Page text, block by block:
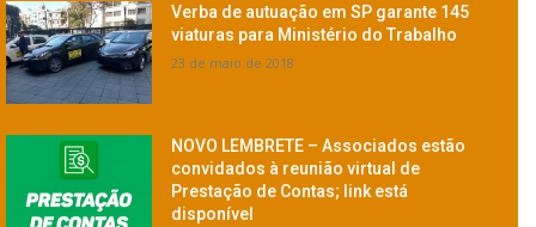
Verba de autuação em SP garante 145
viaturas para Ministério do Trabalho
23 de maio de 2018
NOVO LEMBRETE – Associados estão
convidados à reunião virtual de
Prestação de Contas; link está
disponível